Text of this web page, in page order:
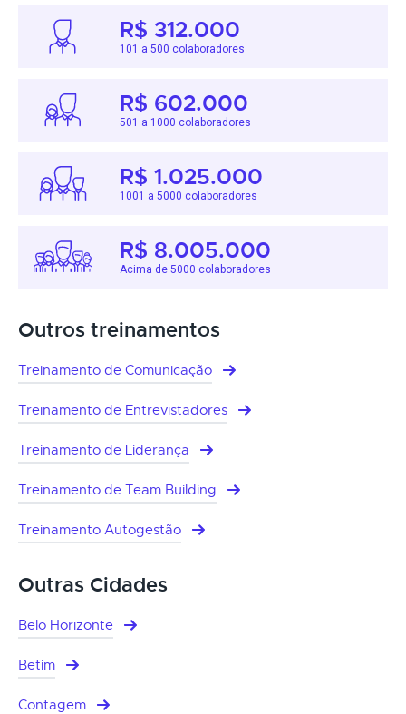
R$ 312.000
101 a 500 colaboradores
R$ 602.000
501 a 1000 colaboradores
R$ 1.025.000
1001 a 5000 colaboradores
R$ 8.005.000
Acima de 5000 colaboradores
Outros treinamentos
Treinamento de Comunicação
Treinamento de Entrevistadores
Treinamento de Liderança
Treinamento de Team Building
Treinamento Autogestão
Outras Cidades
Belo Horizonte
Betim
Contagem